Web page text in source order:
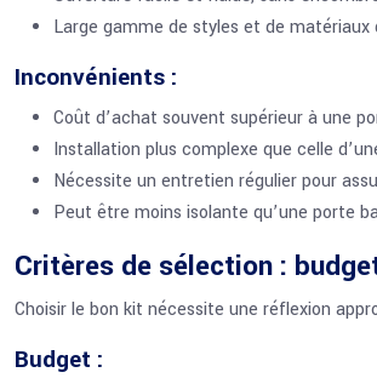
Large gamme de styles et de matériaux
Inconvénients :
Coût d’achat souvent supérieur à une
Installation plus complexe que celle
Nécessite un entretien régulier pour
Peut être moins isolante qu’une porte
Critères de sélection :
Choisir le bon kit nécessite une réflexion
Budget :